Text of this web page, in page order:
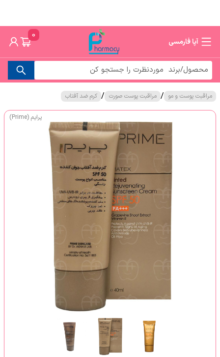
آپا فارمسی
0
مراقبت پوست و مو / مراقبت پوست صورت / کرم ضد آفتاب
پرایم (Prime)